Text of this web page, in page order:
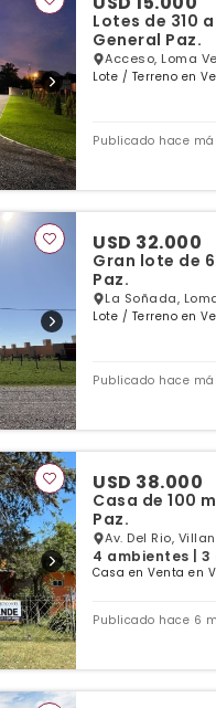
Lotes de 310 a 330 m2.
General Paz.
Acceso, Loma
Lote / Terreno en
Publicado hace
USD 32.000
Gran lote de 623 M2. Financiacion directa. La soñada. Loma Verde, Gral
Paz.
La Soñada,
Lote / Terreno en
Publicado hace
USD 38.000
Casa de 100
Paz.
Av. Del Rio,
4 ambientes | 3
Casa en Venta en
Publicado hace 6